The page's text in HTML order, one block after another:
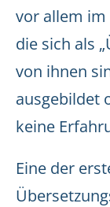
vor allem im
die sich als
von ihnen
ausgebildet
keine
Eine der